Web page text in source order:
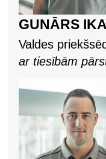
GUNĀRS
Valdes
ar tiesībām